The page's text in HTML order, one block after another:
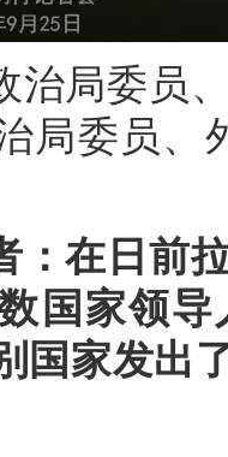
治局委员
局委员、
：在日前
国家领
国家发出